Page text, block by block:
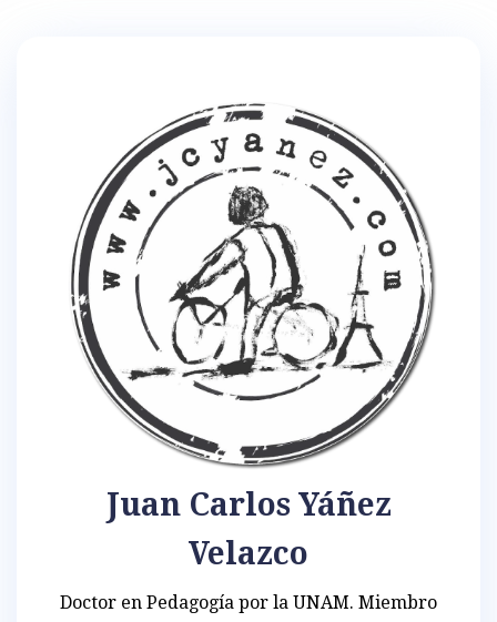
Juan Carlos Yáñez
Velazco
Doctor en Pedagogía por la UNAM. Miembro